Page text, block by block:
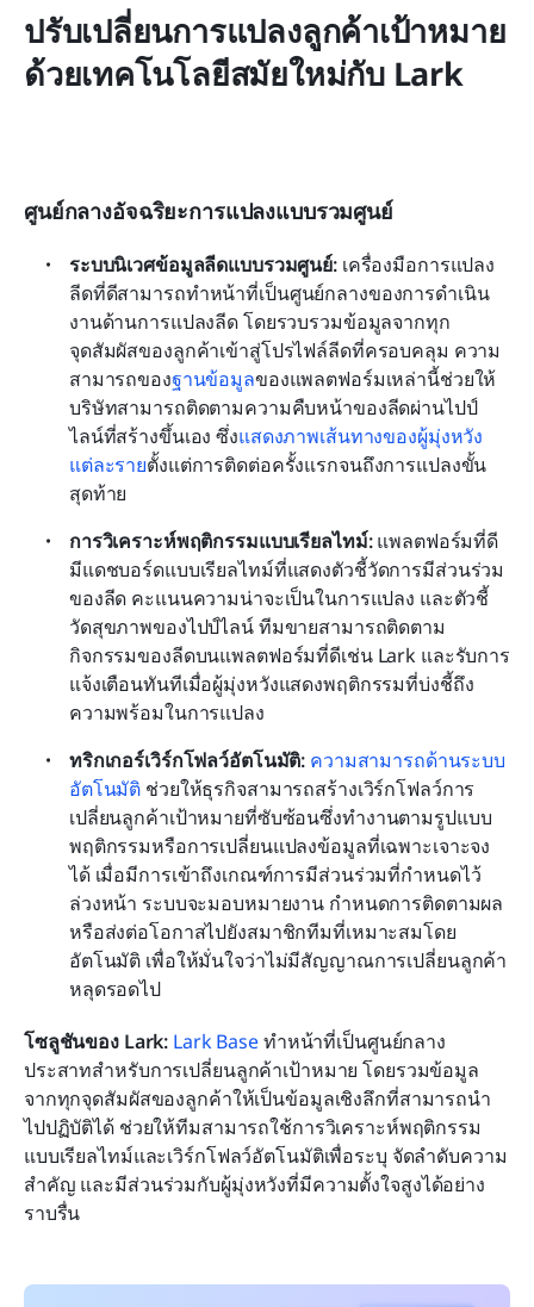
ปรับเปลี่ยนการแปลงลูกค้าเป้าหมาย
ด้วยเทคโนโลยีสมัยใหม่กับ Lark
ศูนย์กลางอัจฉริยะการแปลงแบบรวมศูนย์
ระบบนิเวศข้อมูลลีดแบบรวมศูนย์: เครื่องมือการแปลง
ลีดที่ดีสามารถทำหน้าที่เป็นศูนย์กลางของการดำเนิน
งานด้านการแปลงลีด โดยรวบรวมข้อมูลจากทุก
จุดสัมผัสของลูกค้าเข้าสู่โปรไฟล์ลีดที่ครอบคลุม ความ
สามารถของฐานข้อมูลของแพลตฟอร์มเหล่านี้ช่วยให้
บริษัทสามารถติดตามความคืบหน้าของลีดผ่านไปป์
ไลน์ที่สร้างขึ้นเอง ซึ่งแสดงภาพเส้นทางของผู้มุ่งหวัง
แต่ละรายตั้งแต่การติดต่อครั้งแรกจนถึงการแปลงขั้น
สุดท้าย
การวิเคราะห์พฤติกรรมแบบเรียลไทม์: แพลตฟอร์มที่ดี
มีแดชบอร์ดแบบเรียลไทม์ที่แสดงตัวชี้วัดการมีส่วนร่วม
ของลีด คะแนนความน่าจะเป็นในการแปลง และตัวชี้
วัดสุขภาพของไปป์ไลน์ ทีมขายสามารถติดตาม
กิจกรรมของลีดบนแพลตฟอร์มที่ดีเช่น Lark และรับการ
แจ้งเตือนทันทีเมื่อผู้มุ่งหวังแสดงพฤติกรรมที่บ่งชี้ถึง
ความพร้อมในการแปลง
ทริกเกอร์เวิร์กโฟลว์อัตโนมัติ: ความสามารถด้านระบบ
อัตโนมัติ ช่วยให้ธุรกิจสามารถสร้างเวิร์กโฟลว์การ
เปลี่ยนลูกค้าเป้าหมายที่ซับซ้อนซึ่งทำงานตามรูปแบบ
พฤติกรรมหรือการเปลี่ยนแปลงข้อมูลที่เฉพาะเจาะจง
ได้ เมื่อมีการเข้าถึงเกณฑ์การมีส่วนร่วมที่กำหนดไว้
ล่วงหน้า ระบบจะมอบหมายงาน กำหนดการติดตามผล
หรือส่งต่อโอกาสไปยังสมาชิกทีมที่เหมาะสมโดย
อัตโนมัติ เพื่อให้มั่นใจว่าไม่มีสัญญาณการเปลี่ยนลูกค้า
หลุดรอดไป
โซลูชันของ Lark: Lark Base ทำหน้าที่เป็นศูนย์กลาง
ประสาทสำหรับการเปลี่ยนลูกค้าเป้าหมาย โดยรวมข้อมูล
จากทุกจุดสัมผัสของลูกค้าให้เป็นข้อมูลเชิงลึกที่สามารถนำ
ไปปฏิบัติได้ ช่วยให้ทีมสามารถใช้การวิเคราะห์พฤติกรรม
แบบเรียลไทม์และเวิร์กโฟลว์อัตโนมัติเพื่อระบุ จัดลำดับความ
สำคัญ และมีส่วนร่วมกับผู้มุ่งหวังที่มีความตั้งใจสูงได้อย่าง
ราบรื่น